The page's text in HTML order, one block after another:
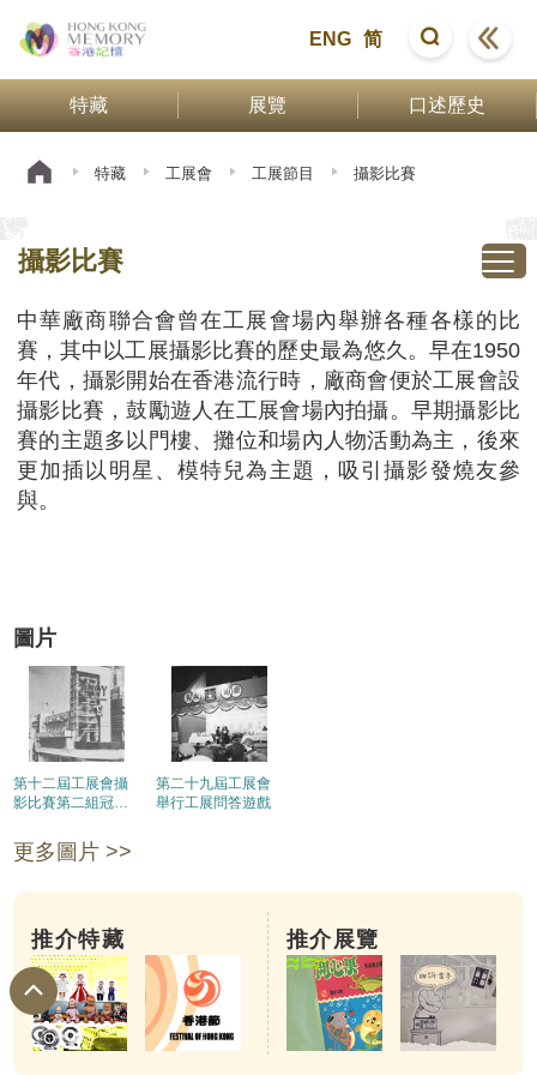
ENG 简
特藏 展覽 口述歷史
特藏 工展會 工展節目 攝影比賽
攝影比賽
中華廠商聯合會曾在工展會場內舉辦各種各樣的比
賽，其中以工展攝影比賽的歷史最為悠久。早在1950
年代，攝影開始在香港流行時，廠商會便於工展會設
攝影比賽，鼓勵遊人在工展會場內拍攝。早期攝影比
賽的主題多以門樓、攤位和場內人物活動為主，後來
更加插以明星、模特兒為主題，吸引攝影發燒友參
與。
圖片
第十二屆工展會攝
影比賽第二組冠軍
第二十九屆工展會
舉行工展問答遊戲
更多圖片 >>
推介特藏 推介展覽